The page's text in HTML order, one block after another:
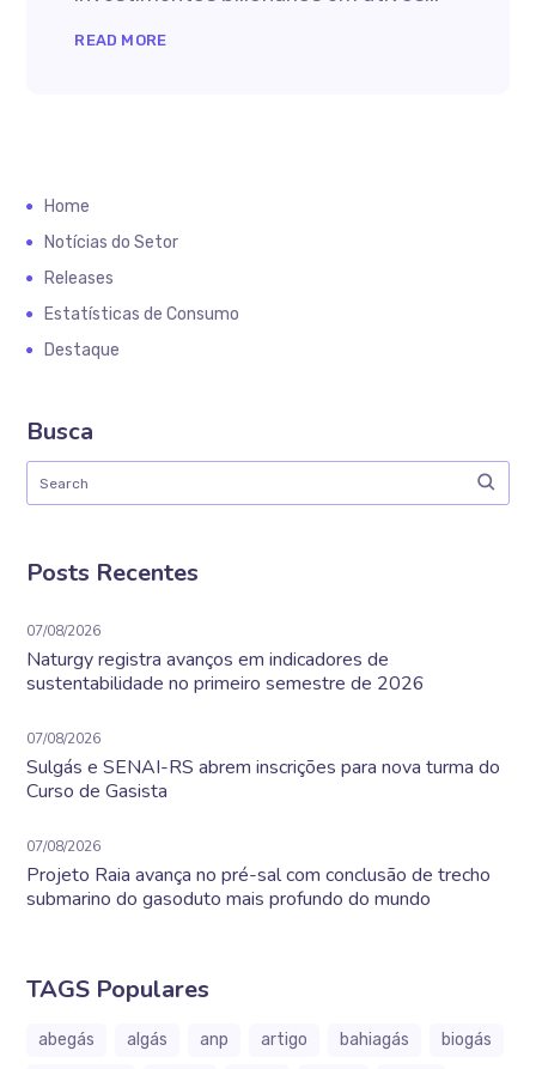
READ MORE
Home
Notícias do Setor
Releases
Estatísticas de Consumo
Destaque
Busca
Posts Recentes
07/08/2026
Naturgy registra avanços em indicadores de
sustentabilidade no primeiro semestre de 2026
07/08/2026
Sulgás e SENAI-RS abrem inscrições para nova turma do
Curso de Gasista
07/08/2026
Projeto Raia avança no pré-sal com conclusão de trecho
submarino do gasoduto mais profundo do mundo
TAGS Populares
abegás algás anp artigo bahiagás
biogás